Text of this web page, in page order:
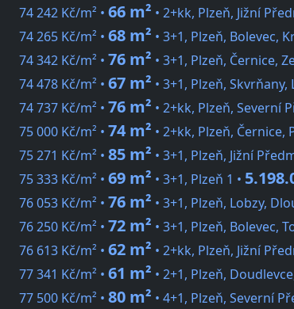
74 242 Kč/m² • 66 m² • 2+kk, Plzeň, Jižní
74 265 Kč/m² • 68 m² • 3+1, Plzeň, Bolevec,
74 342 Kč/m² • 76 m² • 3+1, Plzeň, Černice,
74 478 Kč/m² • 67 m² • 3+1, Plzeň, Skvrňany,
74 737 Kč/m² • 76 m² • 2+kk, Plzeň, Severní
75 000 Kč/m² • 74 m² • 2+kk, Plzeň, Černice,
75 271 Kč/m² • 85 m² • 3+1, Plzeň, Jižní
75 333 Kč/m² • 69 m² • 3+1, Plzeň 1 •
76 053 Kč/m² • 76 m² • 3+1, Plzeň, Lobzy,
76 250 Kč/m² • 72 m² • 3+1, Plzeň, Bolevec,
76 613 Kč/m² • 62 m² • 2+kk, Plzeň, Jižní
77 341 Kč/m² • 61 m² • 2+1, Plzeň,
77 500 Kč/m² • 80 m² • 4+1, Plzeň, Severní